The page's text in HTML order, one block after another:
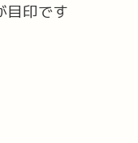
目印です